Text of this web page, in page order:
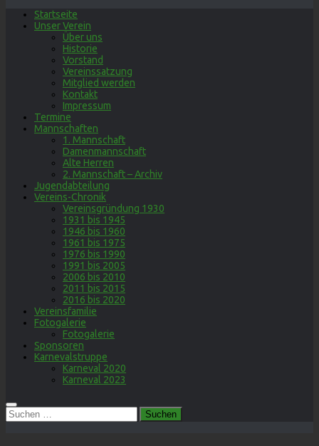
Startseite
Unser Verein
Über uns
Historie
Vorstand
Vereinssatzung
Mitglied werden
Kontakt
Impressum
Termine
Mannschaften
1. Mannschaft
Damenmannschaft
Alte Herren
2. Mannschaft – Archiv
Jugendabteilung
Vereins-Chronik
Vereinsgründung 1930
1931 bis 1945
1946 bis 1960
1961 bis 1975
1976 bis 1990
1991 bis 2005
2006 bis 2010
2011 bis 2015
2016 bis 2020
Vereinsfamilie
Fotogalerie
Fotogalerie
Sponsoren
Karnevalstruppe
Karneval 2020
Karneval 2023
Suchen
nach: